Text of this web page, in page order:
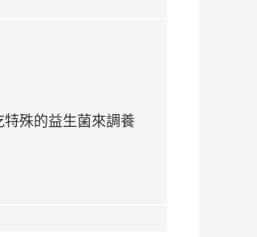
殊的益生菌來調養